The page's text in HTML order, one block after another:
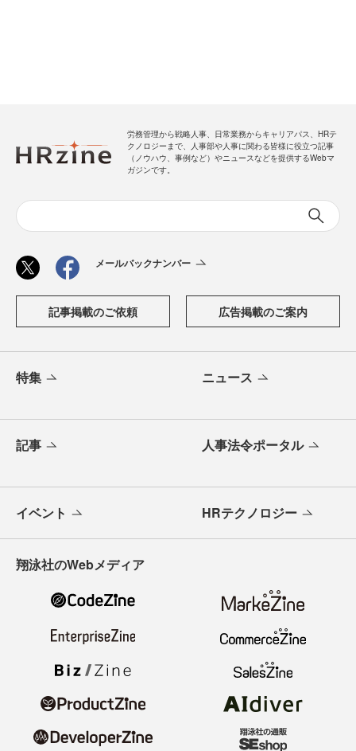
労務管理から戦略人事、日常業務からキャリアパス、HRテ
クノロジーまで、人事部や人事に関わる皆様に役立つ記事
（ノウハウ、事例など）やニュースなどを提供するWebマ
ガジンです。
メールバックナンバー
記事掲載のご依頼 広告掲載のご案内
特集 ニュース
記事 人事法令ポータル
イベント HRテクノロジー
翔泳社のWebメディア